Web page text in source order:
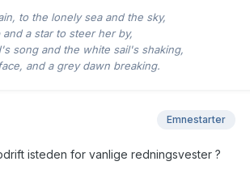
to the lonely sea and the sky,
a star to steer her by,
song and the white sail's shaking,
and a grey dawn breaking.
Emnestarter
isteden for vanlige redningsvester ?